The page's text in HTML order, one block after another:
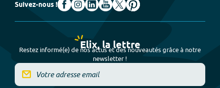
Suivez-nous !
Elix, la lettre
Restez informé(e) de nos actus et des nouveautés grâce à notre
newsletter !